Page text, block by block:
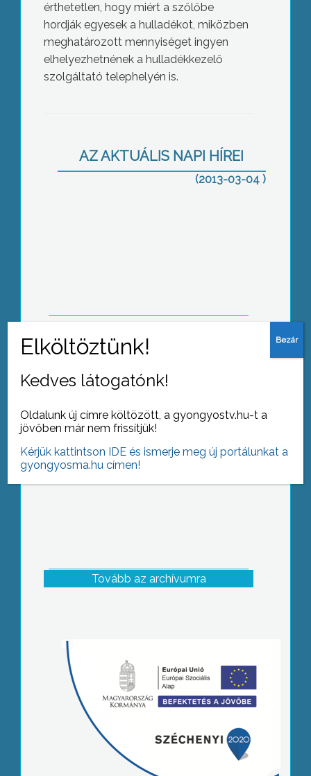
érthetetlen, hogy miért a szőlőbe
hordják egyesek a hulladékot, miközben
meghatározott mennyiséget ingyen
elhelyezhetnének a hulladékkezelő
szolgáltató telephelyén is.
AZ AKTUÁLIS NAPI HÍREI
(2013-03-04 )
Mozgás! – Sportnap a Kálváriaparti
Általános Iskolában
Tovább az archívumra
Kedves látogatónk!
Oldalunk új címre költözött, a gyongyostv.hu-t a
jövőben már nem frissítjük!
Kérjük kattintson IDE és ismerje meg új portálunkat a
gyongyosma.hu címen!